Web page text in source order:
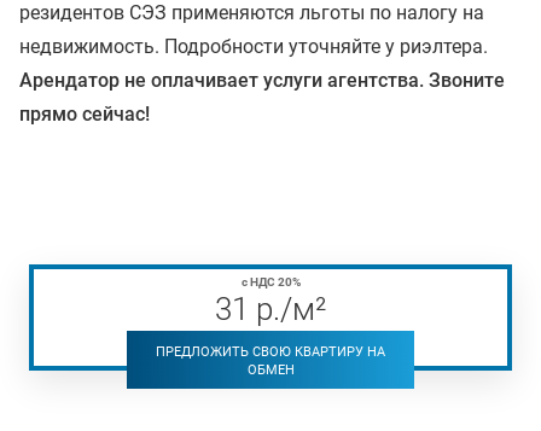
резидентов СЭЗ применяются льготы по налогу на
недвижимость. Подробности уточняйте у риэлтера.
Арендатор не оплачивает услуги агентства. Звоните
прямо сейчас!
с НДС 20%
31 р./м²
ПРЕДЛОЖИТЬ СВОЮ КВАРТИРУ НА
ОБМЕН